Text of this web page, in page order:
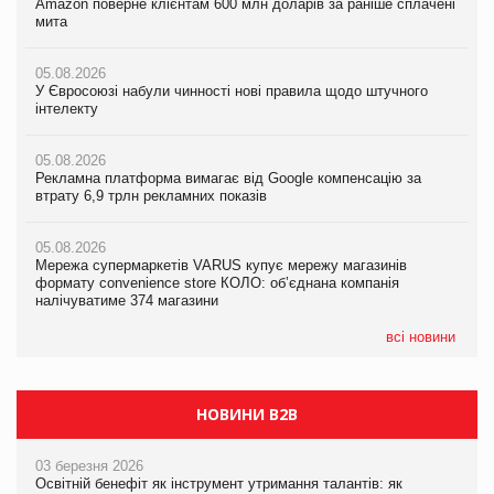
Amazon поверне клієнтам 600 млн доларів за раніше сплачені
мита
05.08.2026
У Євросоюзі набули чинності нові правила щодо штучного
інтелекту
05.08.2026
Рекламна платформа вимагає від Google компенсацію за
втрату 6,9 трлн рекламних показів
05.08.2026
Мережа супермаркетів VARUS купує мережу магазинів
формату convenience store КОЛО: об’єднана компанія
налічуватиме 374 магазини
всі новини
05.08.2026
Російська атака 5 серпня стала одним із наймасштабніших
05.08.2026
Смачне поповнення дитячого меню: у VARUS з’явилися
05.08.2026
Сергій Лісунов про заморожені хлібобулочні вироби на
04.08.2026
Через атаку РФ у Дніпрі пошкоджено склад шоколаду
Millennium
Amazon поверне клієнтам 600 млн доларів за раніше сплачені
мита
05.08.2026
У Євросоюзі набули чинності нові правила щодо штучного
інтелекту
05.08.2026
Рекламна платформа вимагає від Google компенсацію за
втрату 6,9 трлн рекламних показів
05.08.2026
Adidas витратила понад $1 млрд на маркетинг за квартал
НОВИНИ B2B
03 березня 2026
Освітній бенефіт як інструмент утримання талантів: як